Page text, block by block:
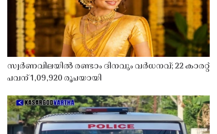
സ്വർണവിലയിൽ രണ്ടാം ദിനവും വർധനവ്; 22 കാരറ്റ്
പവന് 1,09,920 രൂപയായി